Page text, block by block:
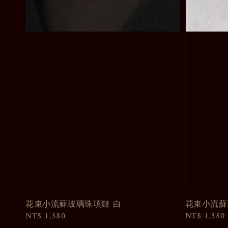
花束小流蘇玻璃珠項鏈 白
Regular
NT$ 1,380
花束小流
Regular
NT$ 1,380